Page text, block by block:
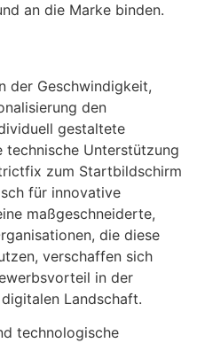
an die Marke binden.
der Geschwindigkeit,
den
gestaltete
Unterstützung
zum Startbildschirm
für innovative
maßgeschneiderte,
die diese
verschaffen sich
in der
Landschaft.
technologische